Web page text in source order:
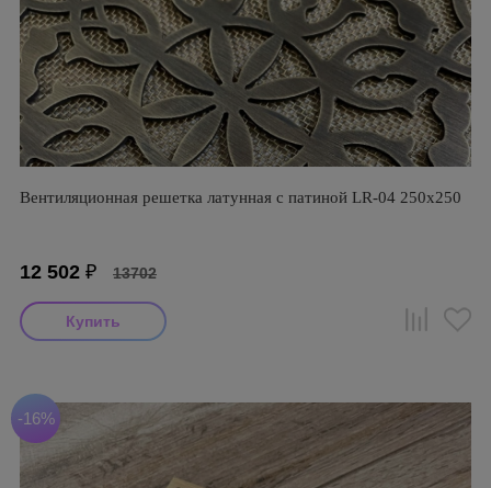
Вентиляционная решетка латунная с патиной LR-04 250х250
12 502 ₽ 13702
-16%